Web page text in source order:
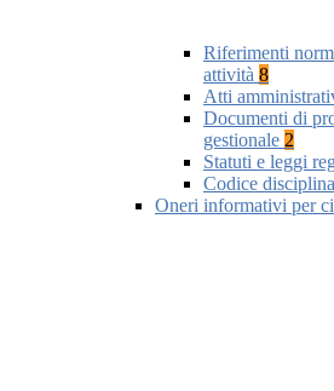
Riferimenti
attività 8
Atti
Documenti di
gestionale 2
Statuti e leggi
Codice
Oneri informativi per